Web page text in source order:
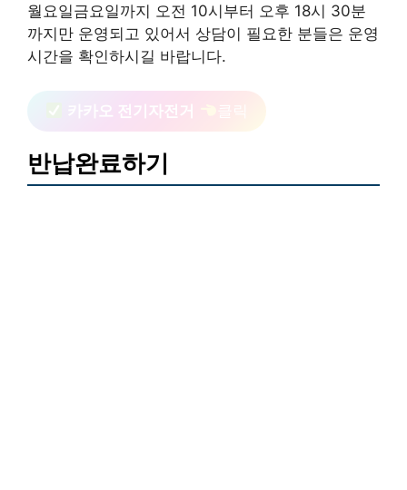
월요일금요일까지 오전 10시부터 오후 18시 30분
까지만 운영되고 있어서 상담이 필요한 분들은 운영
시간을 확인하시길 바랍니다.
카카오 전기자전거
반납완료하기